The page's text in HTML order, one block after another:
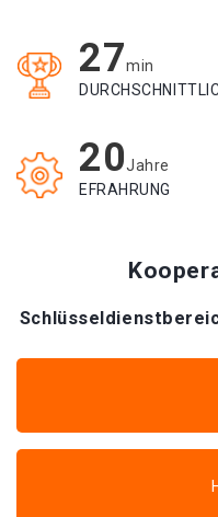
27min
20Jahre
EFRAHRUNG